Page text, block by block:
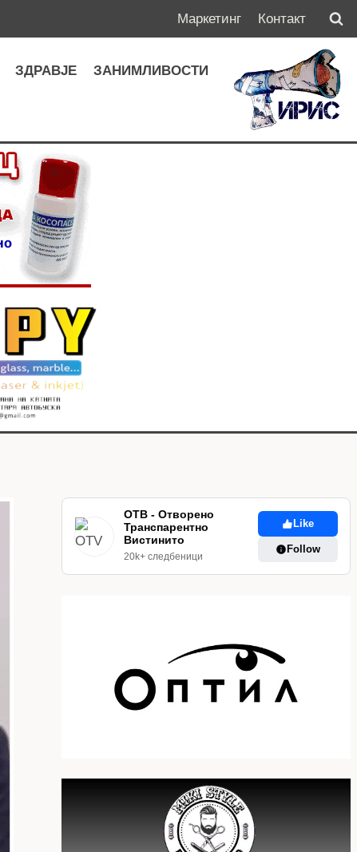
Маркетинг Контакт
ЗДРАВЈЕ ЗАНИМЛИВОСТИ
ОТВ - Отворено
Транспарентно
Вистинито
20k+ следбеници
Like
Follow